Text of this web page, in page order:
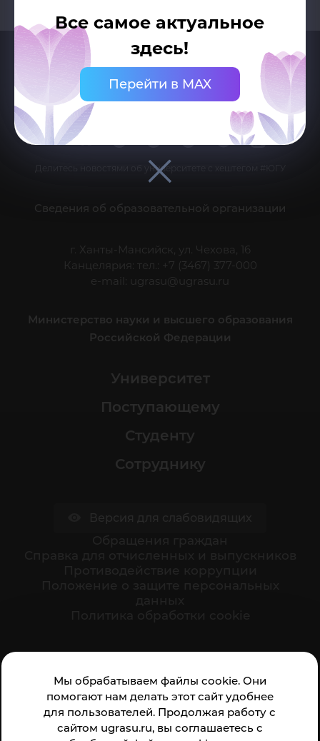
Мы обрабатываем файлы cookie. Они
помогают нам делать этот сайт удобнее
для пользователей. Продолжая работу с
сайтом ugrasu.ru, вы соглашаетесь с
Все самое актуальное
здесь!
Перейти в MAX
Делитесь новостями об университете с хештегом #ЮГУ
Сведения об образовательной организации
г. Ханты-Мансийск, ул. Чехова, 16
Канцелярия: тел.: +7 (3467) 377-000
e-mail: ugrasu@ugrasu.ru
Министерство науки и высшего образования
Российской Федерации
Университет
Поступающему
Студенту
Сотруднику
организации: